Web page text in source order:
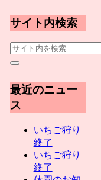
サイト内検索
最近のニュー
ス
いちご狩り
終了
いちご狩り
終了